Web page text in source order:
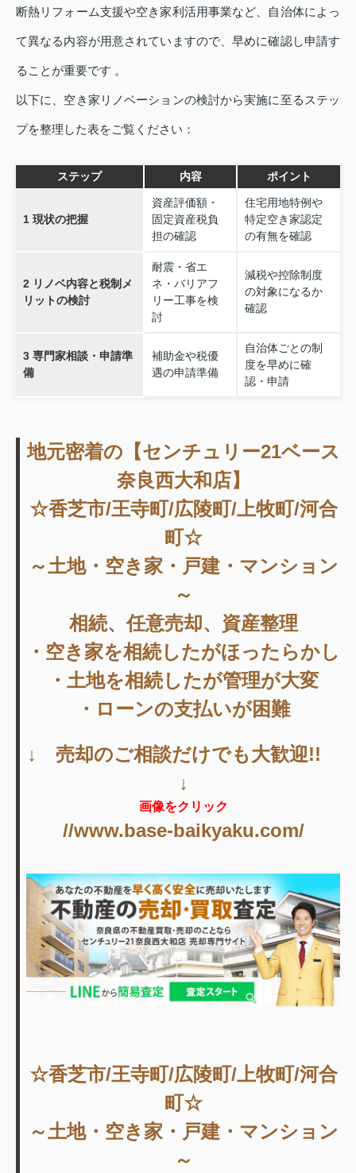
断熱リフォーム支援や空き家利活用事業など、自治体によっ
て異なる内容が用意されていますので、早めに確認し申請す
ることが重要です 。
以下に、空き家リノベーションの検討から実施に至るステッ
プを整理した表をご覧ください：
ステップ 内容 ポイント
1 現状の把握
資産評価額・
固定資産税負
担の確認
住宅用地特例や
特定空き家認定
の有無を確認
2 リノベ内容と税制メ
リットの検討
耐震・省エ
ネ・バリアフ
リー工事を検
討
減税や控除制度
の対象になるか
確認
3 専門家相談・申請準
備
補助金や税優
遇の申請準備
自治体ごとの制
度を早めに確
認・申請
地元密着の【センチュリー21ベース
奈良西大和店】
☆香芝市/王寺町/広陵町/上牧町/河合
町☆
～土地・空き家・戸建・マンション
～
相続、任意売却、資産整理
・空き家を相続したがほったらかし
・土地を相続したが管理が大変
・ローンの支払いが困難
↓ 売却のご相談だけでも大歓迎!!
↓
画像をクリック
//www.base-baikyaku.com/
☆香芝市/王寺町/広陵町/上牧町/河合
町☆
～土地・空き家・戸建・マンション
～